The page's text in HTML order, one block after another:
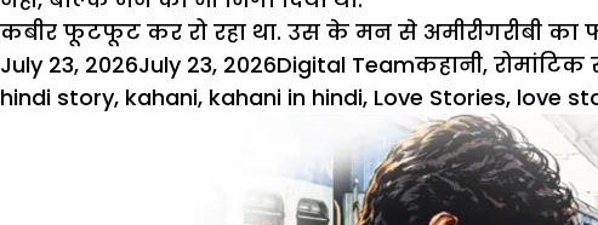
कबीर फूटफूट कर रो रहा था. उस के मन से अमीरीगरीबी का
Posted
on
July 23, 2026July 23, 2026Author
Digital TeamCategories
कहानी, रोमांटिक
hindi story, kahani, kahani in hindi, Love Stories, love